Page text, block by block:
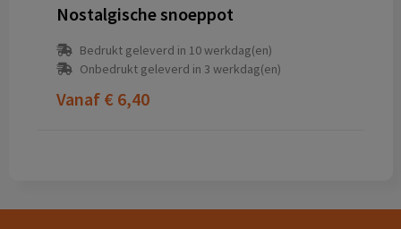
Nostalgische snoeppot
Bedrukt geleverd in 10 werkdag(en)
Onbedrukt geleverd in 3 werkdag(en)
Vanaf € 6,40